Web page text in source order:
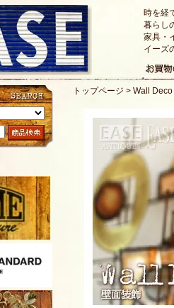
時を経
暮らし
家具・
イーズ
トップページ > Wall Deco